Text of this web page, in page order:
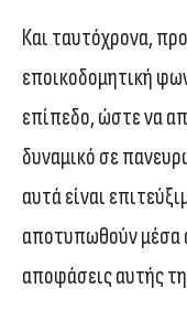
Και ταυτόχρονα,
εποικοδομητική
επίπεδο, ώστε να
δυναμικό σε
αυτά είναι
αποτυπωθούν μέσα
αποφάσεις αυτής